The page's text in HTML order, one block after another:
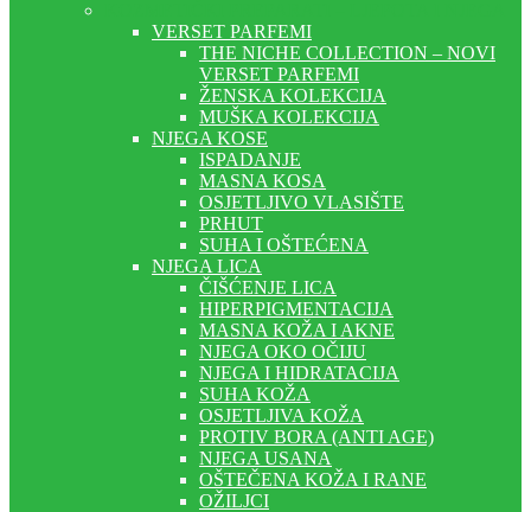
VERSET PARFEMI
THE NICHE COLLECTION – NOVI
VERSET PARFEMI
ŽENSKA KOLEKCIJA
MUŠKA KOLEKCIJA
NJEGA KOSE
ISPADANJE
MASNA KOSA
OSJETLJIVO VLASIŠTE
PRHUT
SUHA I OŠTEĆENA
NJEGA LICA
ČIŠĆENJE LICA
HIPERPIGMENTACIJA
MASNA KOŽA I AKNE
NJEGA OKO OČIJU
NJEGA I HIDRATACIJA
SUHA KOŽA
OSJETLJIVA KOŽA
PROTIV BORA (ANTI AGE)
NJEGA USANA
OŠTEČENA KOŽA I RANE
OŽILJCI